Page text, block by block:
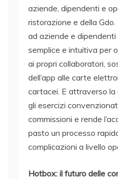
aziende, dipendenti e
ristorazione e della
ad aziende e dipendenti
semplice e intuitiva per
ai propri collaboratori,
dell’app alle carte
cartacei. E attraverso
gli esercizi
commissioni e rende
pasto un processo
complicazioni a livello
Hotbox: il futuro delle